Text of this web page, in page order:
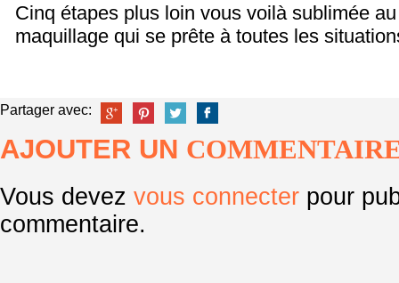
Cinq étapes plus loin vous voilà sublimée
maquillage qui se prête à toutes les
Partager avec:
AJOUTER UN
Vous devez vous connecter pour
commentaire.